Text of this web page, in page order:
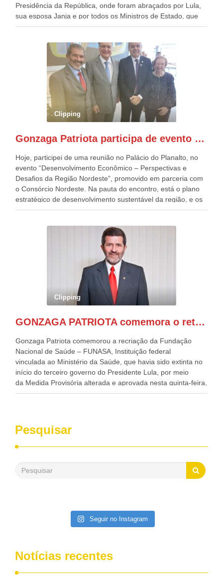
Presidência da República, onde foram abraçados por Lula,
sua esposa Janja e por todos os Ministros de Estado, que
estavam presentes, nos Desfiles da Independência da
outros desfiles, na Esplanada dos Ministérios, disse ter sido
o deste ano, o maior e o mais organizado de todos. “Há
quatro décadas, como Patriota até no nome, participo
anualmente dos desfiles de Sete de Setembro, na
Esplanada dos Ministérios, em Brasília. Este ano, o governo
preparou espaços com cadeiras e coberturas, para 30.000
pessoas, só que o número de Patriotas Brasileiros
Independentes, dobrou na Esplanada. Eu, Lula e os
Patriota.
Clipping
Gonzaga Patriota participa de evento em prol do desenvolvimento do Nordeste
Hoje, participei de uma reunião no Palácio do Planalto, no
evento “Desenvolvimento Econômico – Perspectivas e
Desafios da Região Nordeste”, promovido em parceria com
o Consórcio Nordeste. Na pauta do encontro, está o plano
estratégico de desenvolvimento sustentável da região, e os
desafios para a elaboração de políticas públicas, que
evento contou com a presença do Vice-presidente Geraldo
Alckmin, que também ocupa o Ministério do
Desenvolvimento, Indústria, Comércio e Serviços, o ex
governador de Pernambuco, agora Presidente do Banco do
Nordeste, Paulo Câmara, o ex Deputado Federal, e
atualmente Superintendente da SUDENE, Danilo Cabral, da
Governadora de Pernambuco, Raquel Lyra, os ministros da
Casa Civil, Rui Costa, e da Integração e do Desenvolvimento
de todo Nordeste que também ajudam a fomentar o
Clipping
GONZAGA PATRIOTA comemora o retorno da FUNASA
Gonzaga Patriota comemorou a recriação da Fundação
Nacional de Saúde – FUNASA, Instituição federal
vinculada ao Ministério da Saúde, que havia sido extinta no
início do terceiro governo do Presidente Lula, por meio
da Medida Provisória alterada e aprovada nesta quinta-feira,
pelo Congresso Nacional. Gonzaga Patriota disse hoje em
desenvolvimento dos seus municípios e, somente o ano
passado, essa Fundação distribuiu mais de três bilhões de
reais, com suas maravilhosas ações, dentre alas, mais de
saneamento básico, em pequenas comunidades rurais.
Patriota disse ainda que, mesmo sem mandato,
Pesquisar
Seguir no Instagram
Notícias recentes